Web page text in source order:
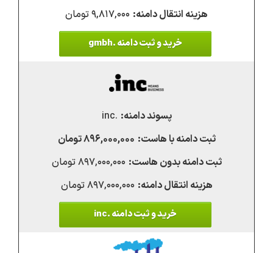
۹,۸۱۷,۰۰۰ تومان
خرید و ثبت دامنه .gmbh
.inc
۸۹۶,۰۰۰,۰۰۰ تومان
۸۹۷,۰۰۰,۰۰۰ تومان
۸۹۷,۰۰۰,۰۰۰ تومان
خرید و ثبت دامنه .inc